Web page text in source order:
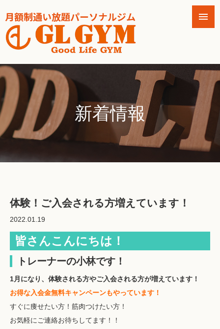
新着情報
体験！ご入会される方増えています！
2022.01.19
皆さんこんにちは！
トレーナーの小林です！
1月になり、体験される方やご入会される方が増えています！
お得な入会金無料キャンペーンもやっています！
すぐに痩せたい方！筋肉つけたい方！
お気軽にご連絡お待ちしてます！！